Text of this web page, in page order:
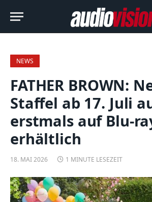
NEWS
FATHER BROWN:
Staffel ab 17. Juli
erstmals auf Blu-
erhältlich
18. MAI 2026 1 MINUTE LESEZEIT